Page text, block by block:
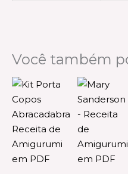
Você também
Este
produto
tem
várias
variantes.
As
Este
produto
tem
várias
variantes.
As